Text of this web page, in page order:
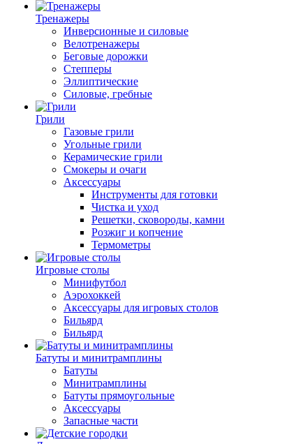
Тренажеры
Инверсионные и силовые
Велотренажеры
Беговые дорожки
Степперы
Эллиптические
Силовые, гребные
Грили
Газовые грили
Угольные грили
Керамические грили
Смокеры и очаги
Аксессуары
Инструменты для готовки
Чистка и уход
Решетки, сковороды, камни
Розжиг и копчение
Термометры
Игровые столы
Минифутбол
Аэрохоккей
Аксессуары для игровых столов
Бильяpд
Бильяpд
Батуты и минитрамплины
Батуты
Минитрамплины
Батуты прямоугольные
Аксессуары
Запасные части